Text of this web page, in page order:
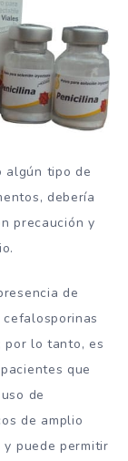
algún tipo de
debería
precaución y
de
por lo tanto, es
que
de
de amplio
puede permitir